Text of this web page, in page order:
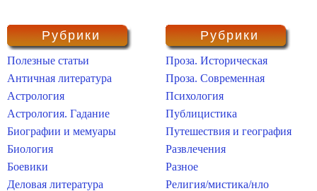
Рубрики
Полезные статьи
Античная литература
Астрология
Астрология. Гадание
Биографии и мемуары
Биология
Боевики
Деловая литература
Рубрики
Проза. Историческая
Проза. Современная
Психология
Публицистика
Путешествия и география
Развлечения
Разное
Религия/мистика/нло